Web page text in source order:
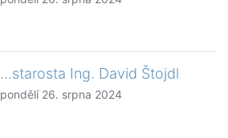
...starosta Ing. David Štojdl
pondělí 26. srpna 2024